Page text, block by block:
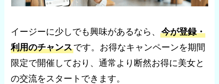
イージーに少しでも興味があるなら、今が登録・
利用のチャンスです。お得なキャンペーンを期間
限定で開催しており、通常より断然お得に美女と
の交流をスタートできます。